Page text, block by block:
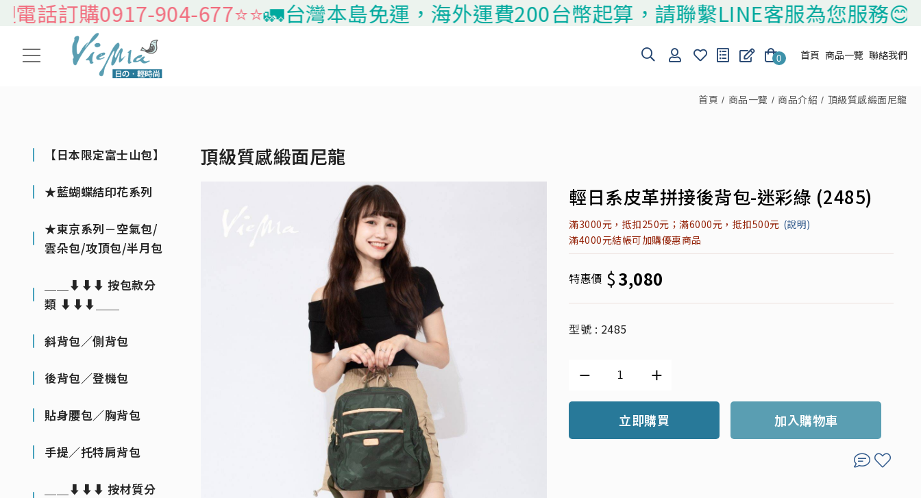
訂購0917-904-677⭐️⭐️🚛台灣本島免運，海外運費200台幣起算，請聯繫LINE客服為您服務😊
0 首頁 商品一覽 聯絡我們
首頁 商品一覽 商品介紹 頂級質感緞面尼龍
【日本限定富士山包】
★藍蝴蝶結印花系列
★東京系列－空氣包/
雲朵包/攻頂包/半月包
＿＿⬇⬇⬇ 按包款分
類 ⬇⬇⬇＿＿
斜背包／側背包
後背包／登機包
貼身腰包／胸背包
手提／托特肩背包
＿＿⬇⬇⬇ 按材質分
頂級質感緞面尼龍
輕日系皮革拼接後背包-迷彩綠 (2485)
滿3000元，抵扣250元；滿6000元，抵扣500元 (說明)
滿4000元結帳可加購優惠商品
特惠價 $3,080
型號 : 2485
立即購買 加入購物車